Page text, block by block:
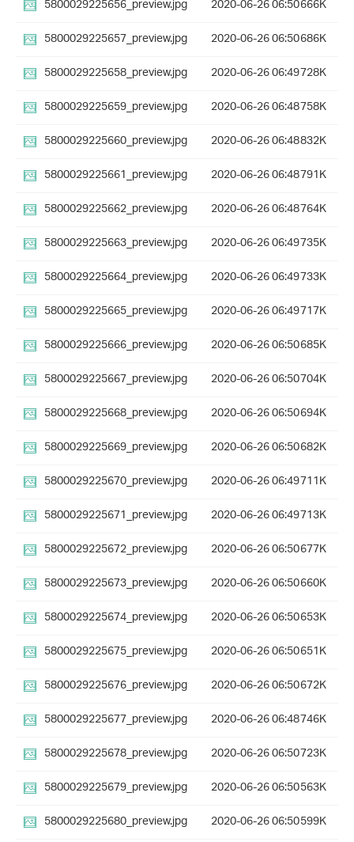
5800029225656_preview.jpg 2020-06-26 06:50666K
5800029225657_preview.jpg
2020-06-26 06:50686K
5800029225658_preview.jpg
2020-06-26 06:49728K
5800029225659_preview.jpg
2020-06-26 06:48758K
5800029225660_preview.jpg
2020-06-26 06:48832K
5800029225661_preview.jpg
2020-06-26 06:48791K
5800029225662_preview.jpg
2020-06-26 06:48764K
5800029225663_preview.jpg
2020-06-26 06:49735K
5800029225664_preview.jpg
2020-06-26 06:49733K
5800029225665_preview.jpg
2020-06-26 06:49717K
5800029225666_preview.jpg
2020-06-26 06:50685K
5800029225667_preview.jpg
2020-06-26 06:50704K
5800029225668_preview.jpg
2020-06-26 06:50694K
5800029225669_preview.jpg
2020-06-26 06:50682K
5800029225670_preview.jpg
2020-06-26 06:49711K
5800029225671_preview.jpg
2020-06-26 06:49713K
5800029225672_preview.jpg
2020-06-26 06:50677K
5800029225673_preview.jpg
2020-06-26 06:50660K
5800029225674_preview.jpg
2020-06-26 06:50653K
5800029225675_preview.jpg
2020-06-26 06:50651K
5800029225676_preview.jpg
2020-06-26 06:50672K
5800029225677_preview.jpg
2020-06-26 06:48746K
5800029225678_preview.jpg
2020-06-26 06:50723K
5800029225679_preview.jpg
2020-06-26 06:50563K
5800029225680_preview.jpg
2020-06-26 06:50599K